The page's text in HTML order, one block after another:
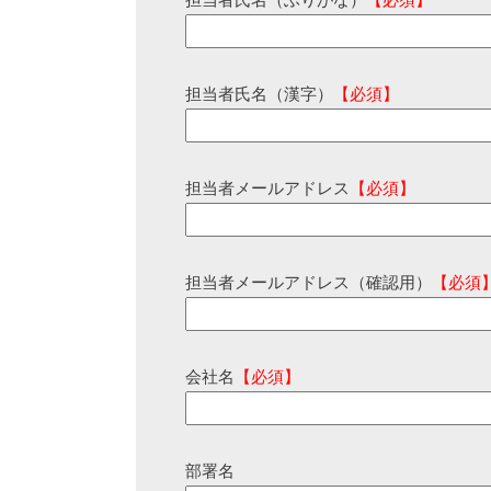
担当者氏名（漢字） 【必須】
担当者メールアドレス 【必須】
担当者メールアドレス（確認用） 【必須
会社名 【必須】
部署名